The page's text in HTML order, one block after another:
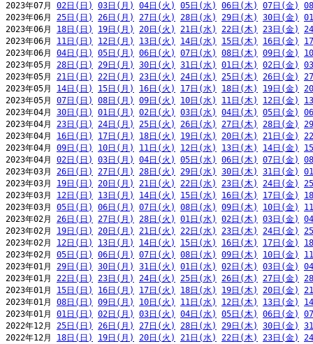
2023年07月 02日(日) 03日(月) 04日(火) 05日(水) 06日(木) 07日(金)
2023年06月 25日(日) 26日(月) 27日(火) 28日(水) 29日(木) 30日(金)
2023年06月 18日(日) 19日(月) 20日(火) 21日(水) 22日(木) 23日(金)
2023年06月 11日(日) 12日(月) 13日(火) 14日(水) 15日(木) 16日(金)
2023年06月 04日(日) 05日(月) 06日(火) 07日(水) 08日(木) 09日(金)
2023年05月 28日(日) 29日(月) 30日(火) 31日(水) 01日(木) 02日(金)
2023年05月 21日(日) 22日(月) 23日(火) 24日(水) 25日(木) 26日(金)
2023年05月 14日(日) 15日(月) 16日(火) 17日(水) 18日(木) 19日(金)
2023年05月 07日(日) 08日(月) 09日(火) 10日(水) 11日(木) 12日(金)
2023年04月 30日(日) 01日(月) 02日(火) 03日(水) 04日(木) 05日(金)
2023年04月 23日(日) 24日(月) 25日(火) 26日(水) 27日(木) 28日(金)
2023年04月 16日(日) 17日(月) 18日(火) 19日(水) 20日(木) 21日(金)
2023年04月 09日(日) 10日(月) 11日(火) 12日(水) 13日(木) 14日(金)
2023年04月 02日(日) 03日(月) 04日(火) 05日(水) 06日(木) 07日(金)
2023年03月 26日(日) 27日(月) 28日(火) 29日(水) 30日(木) 31日(金)
2023年03月 19日(日) 20日(月) 21日(火) 22日(水) 23日(木) 24日(金)
2023年03月 12日(日) 13日(月) 14日(火) 15日(水) 16日(木) 17日(金)
2023年03月 05日(日) 06日(月) 07日(火) 08日(水) 09日(木) 10日(金)
2023年02月 26日(日) 27日(月) 28日(火) 01日(水) 02日(木) 03日(金)
2023年02月 19日(日) 20日(月) 21日(火) 22日(水) 23日(木) 24日(金)
2023年02月 12日(日) 13日(月) 14日(火) 15日(水) 16日(木) 17日(金)
2023年02月 05日(日) 06日(月) 07日(火) 08日(水) 09日(木) 10日(金)
2023年01月 29日(日) 30日(月) 31日(火) 01日(水) 02日(木) 03日(金)
2023年01月 22日(日) 23日(月) 24日(火) 25日(水) 26日(木) 27日(金)
2023年01月 15日(日) 16日(月) 17日(火) 18日(水) 19日(木) 20日(金)
2023年01月 08日(日) 09日(月) 10日(火) 11日(水) 12日(木) 13日(金)
2023年01月 01日(日) 02日(月) 03日(火) 04日(水) 05日(木) 06日(金)
2022年12月 25日(日) 26日(月) 27日(火) 28日(水) 29日(木) 30日(金)
2022年12月 18日(日) 19日(月) 20日(火) 21日(水) 22日(木) 23日(金)